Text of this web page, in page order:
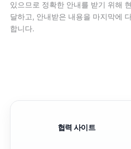
있으므로 정확한 안내를 받기 위해
달하고, 안내받은 내용을 마지막에
합니다.
협력 사이트